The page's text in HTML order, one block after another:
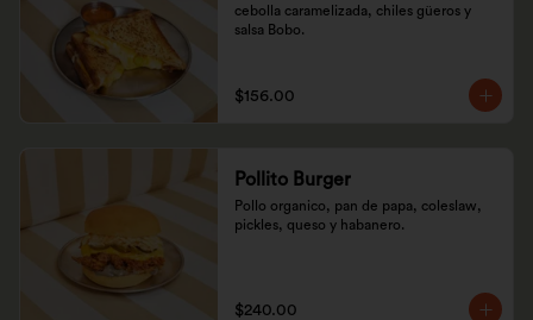
cebolla caramelizada, chiles güeros y
salsa Bobo.
$156.00
Pollito Burger
Pollo organico, pan de papa, coleslaw,
pickles, queso y habanero.
$240.00